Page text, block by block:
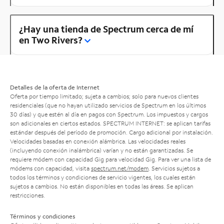
¿Hay una tienda de Spectrum cerca de mí
en Two Rivers?
Detalles de la oferta de Internet
Oferta por tiempo limitado; sujeta a cambios; solo para nuevos clientes
residenciales (que no hayan utilizado servicios de Spectrum en los últimos
30 días) y que estén al día en pagos con Spectrum. Los impuestos y cargos
son adicionales en ciertos estados. SPECTRUM INTERNET: se aplican tarifas
estándar después del período de promoción. Cargo adicional por instalación.
Velocidades basadas en conexión alámbrica. Las velocidades reales
(incluyendo conexión inalámbrica) varían y no están garantizadas. Se
requiere módem con capacidad Gig para velocidad Gig. Para ver una lista de
módems con capacidad, visita spectrum.net/modem . Servicios sujetos a
todos los términos y condiciones de servicio vigentes, los cuales están
sujetos a cambios. No están disponibles en todas las áreas. Se aplican
restricciones.
Términos y condiciones